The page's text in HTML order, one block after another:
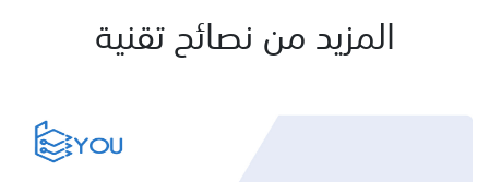
المزيد من نصائح تقنية